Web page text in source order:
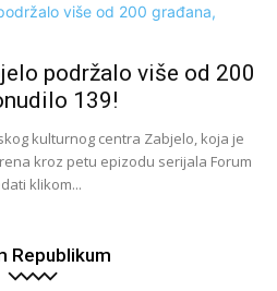
podržalo više od 200
139!
kulturnog centra Zabjelo, koja je
kroz petu epizodu serijala Forum
klikom...
Republikum